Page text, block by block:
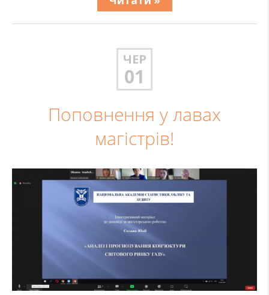
ЧЕР
01
Поповнення у лавах
магістрів!